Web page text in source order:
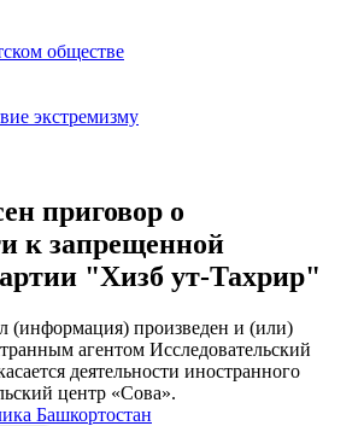
обществе
экстремизму
приговор о
к запрещенной
"Хизб ут-Тахрир"
(информация) произведен и (или)
агентом Исследовательский
деятельности иностранного
центр «Сова».
Башкортостан